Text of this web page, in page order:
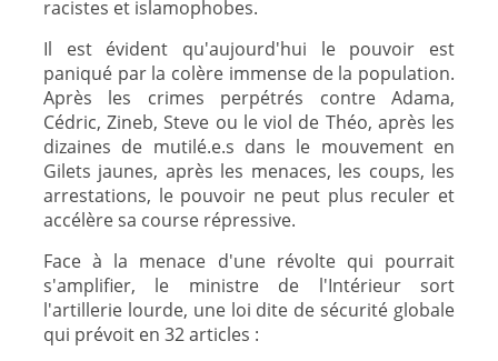
racistes et islamophobes.
Il est évident qu'aujourd'hui le pouvoir est
paniqué par la colère immense de la population.
Après les crimes perpétrés contre Adama,
Cédric, Zineb, Steve ou le viol de Théo, après les
dizaines de mutilé.e.s dans le mouvement en
Gilets jaunes, après les menaces, les coups, les
arrestations, le pouvoir ne peut plus reculer et
accélère sa course répressive.
Face à la menace d'une révolte qui pourrait
s'amplifier, le ministre de l'Intérieur sort
l'artillerie lourde, une loi dite de sécurité globale
qui prévoit en 32 articles :